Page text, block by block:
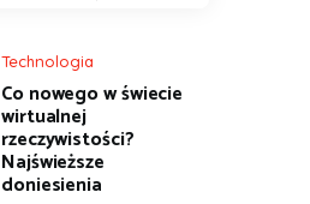
Technologia
Co nowego w świecie
wirtualnej
rzeczywistości?
Najświeższe
doniesienia